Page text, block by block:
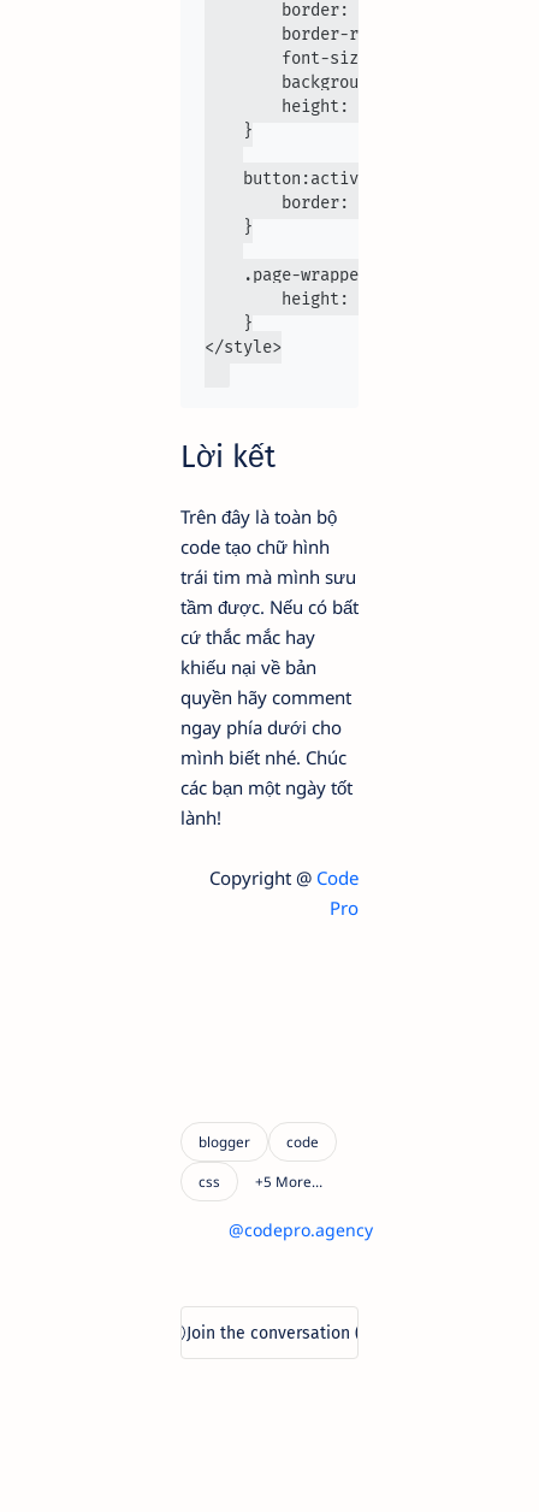
        border: 0;
        border-radius: .25rem;
        font-size: 14px;
        background-color: #f3f6f9;
        height: 3em;
    }
    button:active {
        border: 0
    }
    .page-wrapper {
        height: 80vh
    }
</style>
Lời kết
Trên đây là toàn bộ
code tạo chữ hình
trái tim mà mình sưu
tầm được. Nếu có bất
cứ thắc mắc hay
khiếu nại về bản
quyền hãy comment
ngay phía dưới cho
mình biết nhé. Chúc
các bạn một ngày tốt
lành!
Copyright @ Code
Pro
@codepro.agency